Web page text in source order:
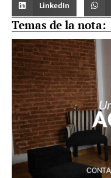
LinkedIn
Temas de la nota: